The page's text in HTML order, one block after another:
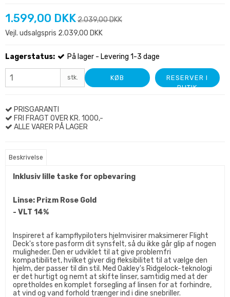
1.599,00 DKK2.039,00 DKK
Vejl. udsalgspris 2.039,00 DKK
Lagerstatus: På lager - Levering 1-3 dage
stk. KØB
RESERVER I
BUTIK
PRISGARANTI
FRI FRAGT OVER KR. 1000,-
ALLE VARER PÅ LAGER
Beskrivelse
Inklusiv lille taske for opbevaring
Linse: Prizm Rose Gold
- VLT 14%
Inspireret af kampflypiloters hjelmvisirer maksimerer Flight
Deck's store pasform dit synsfelt, så du ikke går glip af nogen
muligheder. Den er udviklet til at give problemfri
kompatibilitet, hvilket giver dig fleksibilitet til at vælge den
hjelm, der passer til din stil. Med Oakley's Ridgelock-teknologi
er det hurtigt og nemt at skifte linser, samtidig med at der
opretholdes en komplet forsegling af linsen for at forhindre,
at vind og vand forhold trænger ind i dine snebriller.